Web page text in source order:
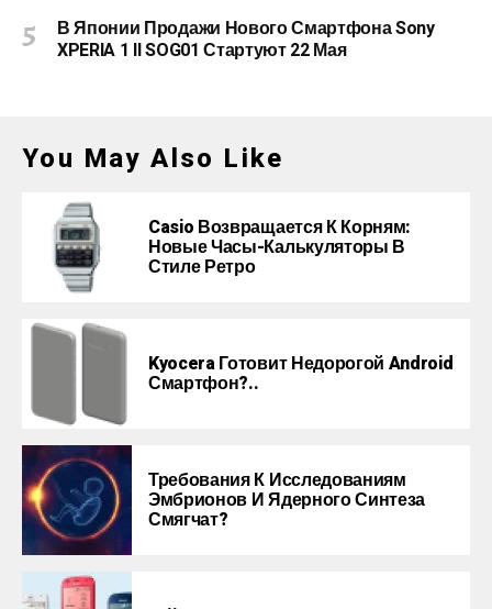
В Японии Продажи Нового Смартфона Sony
XPERIA 1 II SOG01 Стартуют 22 Мая
You May Also Like
Casio Возвращается К Корням:
Новые Часы-Калькуляторы В
Стиле Ретро
Kyocera Готовит Недорогой Android
Смартфон?..
Требования К Исследованиям
Эмбрионов И Ядерного Синтеза
Смягчат?